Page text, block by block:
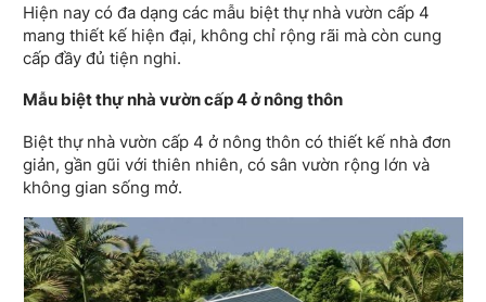
Hiện nay có đa dạng các mẫu biệt thự nhà vườn cấp 4
mang thiết kế hiện đại, không chỉ rộng rãi mà còn cung
cấp đầy đủ tiện nghi.
Mẫu biệt thự nhà vườn cấp 4 ở nông thôn
Biệt thự nhà vườn cấp 4 ở nông thôn có thiết kế nhà đơn
giản, gần gũi với thiên nhiên, có sân vườn rộng lớn và
không gian sống mở.